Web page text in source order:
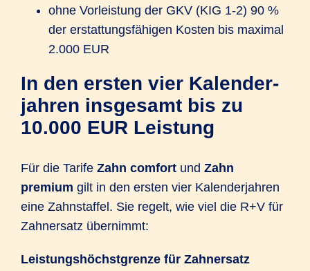
ohne Vorleistung der GKV (KIG 1-2) 90 %
der erstattungs­fähigen Kosten bis maximal
2.000 EUR
In den ersten vier Kalender­­
jahren insgesamt bis zu
10.000 EUR Leistung
Für die Tarife Zahn comfort und Zahn
premium gilt in den ersten vier Kalender­jahren
eine Zahnstaffel. Sie regelt, wie viel die R+V für
Zahnersatz übernimmt:
Leistungshöchstgrenze für Zahnersatz